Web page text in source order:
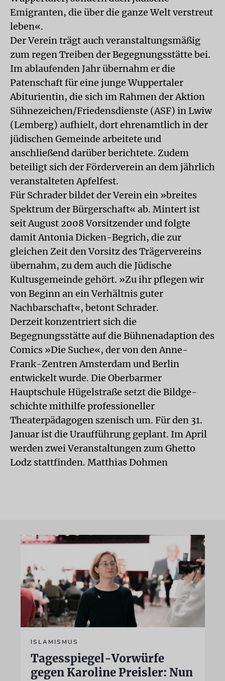
Emigranten, die über die ganze Welt verstreut
leben«.
Der Verein trägt auch veranstaltungsmäßig
zum regen Treiben der Begegnungsstätte bei.
Im ablaufenden Jahr übernahm er die
Patenschaft für eine junge Wuppertaler
Abiturientin, die sich im Rahmen der Aktion
Sühnezeichen/Friedensdienste (ASF) in Lwiw
(Lemberg) aufhielt, dort ehrenamtlich in der
jüdischen Gemeinde arbeitete und
anschließend darüber berichtete. Zudem
beteiligt sich der Förderverein an dem jährlich
veranstalteten Apfelfest.
Für Schrader bildet der Verein ein »breites
Spektrum der Bürgerschaft« ab. Mintert ist
seit August 2008 Vorsitzender und folgte
damit Antonia Dicken-Begrich, die zur
gleichen Zeit den Vorsitz des Trägervereins
übernahm, zu dem auch die Jüdische
Kultusgemeinde gehört. »Zu ihr pflegen wir
von Beginn an ein Verhältnis guter
Nachbarschaft«, betont Schrader.
Derzeit konzentriert sich die
Begegnungsstätte auf die Bühnenadaption des
Comics »Die Suche«, der von den Anne-
Frank-Zentren Amsterdam und Berlin
entwickelt wurde. Die Oberbarmer
Hauptschule Hügelstraße setzt die Bildge-
schichte mithilfe professioneller
Theaterpädagogen szenisch um. Für den 31.
Januar ist die Uraufführung geplant. Im April
werden zwei Veranstaltungen zum Ghetto
Lodz stattfinden. Matthias Dohmen
ISLAMISMUS
Tagesspiegel-Vorwürfe
gegen Karoline Preisler: Nun